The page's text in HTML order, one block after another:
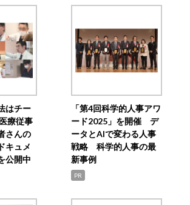
はチー
療従事
さんの
キュメ
公開中
「第4回科学的人事アワ
ード2025」を開催 デ
ータとAIで変わる人事
戦略 科学的人事の最
新事例
PR